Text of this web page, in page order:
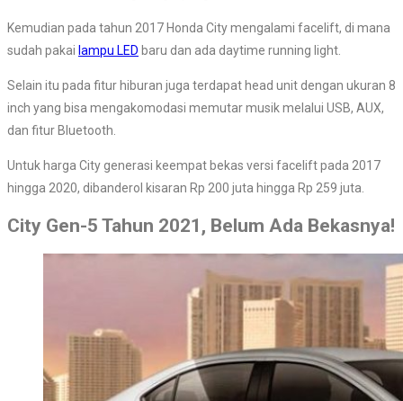
Kemudian pada tahun 2017 Honda City mengalami facelift, di mana
sudah pakai lampu LED baru dan ada daytime running light.
Selain itu pada fitur hiburan juga terdapat head unit dengan ukuran 8
inch yang bisa mengakomodasi memutar musik melalui USB, AUX,
dan fitur Bluetooth.
Untuk harga City generasi keempat bekas versi facelift pada 2017
hingga 2020, dibanderol kisaran Rp 200 juta hingga Rp 259 juta.
City Gen-5 Tahun 2021, Belum Ada Bekasnya!